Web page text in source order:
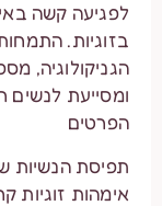
לפגיעה קשה
בזוגיות.
הגניקולוגיה,
ומסייעת לנשים
הפרטים
תפיסת הנשיות
אימהות זוגיות